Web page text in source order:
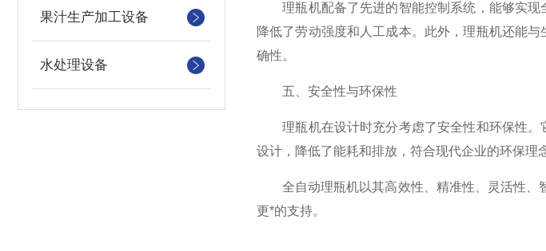
果汁生产加工设备
水处理设备
理瓶机配备了先进的智能控制系统，能够实现
降低了劳动强度和人工成本。此外，理瓶机还能
确性。
五、安全性与环保性
理瓶机在设计时充分考虑了安全性和环保性。
设计，降低了能耗和排放，符合现代企业的环保理
全自动理瓶机以其高效性、精准性、灵活性、
更*的支持。